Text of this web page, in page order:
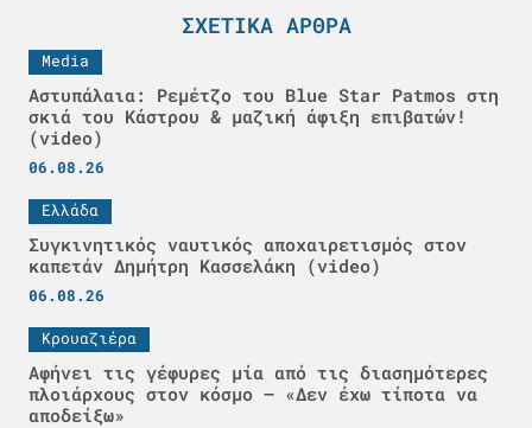
ΣΧΕΤΙΚΆ ΆΡΘΡΑ
Media
Αστυπάλαια: Ρεμέτζο του Blue Star Patmos στη
σκιά του Κάστρου & μαζική άφιξη επιβατών!
(video)
06.08.26
Ελλάδα
Συγκινητικός ναυτικός αποχαιρετισμός στον
καπετάν Δημήτρη Κασσελάκη (video)
06.08.26
Κρουαζιέρα
Αφήνει τις γέφυρες μία από τις διασημότερες
πλοιάρχους στον κόσμο – «Δεν έχω τίποτα να
αποδείξω»